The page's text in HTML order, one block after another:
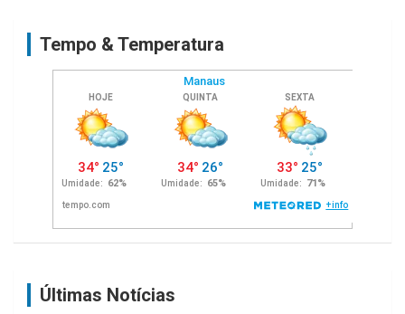
Tempo & Temperatura
Últimas Notícias